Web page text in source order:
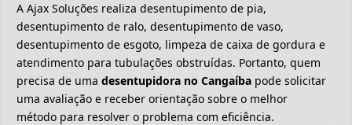
A Ajax Soluções realiza desentupimento de pia,
desentupimento de ralo, desentupimento de vaso,
desentupimento de esgoto, limpeza de caixa de gordura e
atendimento para tubulações obstruídas. Portanto, quem
precisa de uma desentupidora no Cangaíba pode solicitar
uma avaliação e receber orientação sobre o melhor
método para resolver o problema com eficiência.